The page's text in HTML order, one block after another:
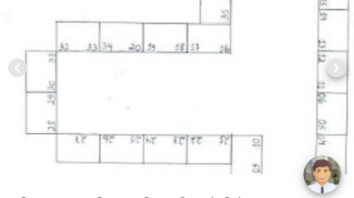
chevron_left chevron_right